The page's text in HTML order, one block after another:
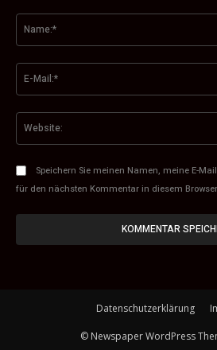
Speichern Sie meinen Namen, meine E-
für den nächsten Kommentar in diesem
Datenschutzerklärung
© Newspaper WordPress